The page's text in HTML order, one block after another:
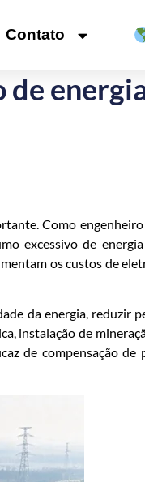
Contato
de
Como
excessivo de
os custos de
da energia, reduzir
instalação de
de compensação de